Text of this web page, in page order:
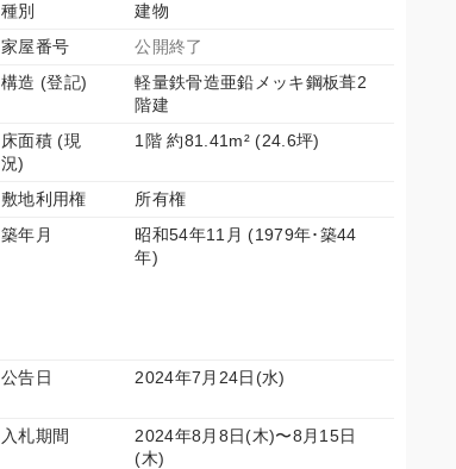
種別
建物
家屋番号
公開終了
構造 (登記)
軽量鉄骨造亜鉛メッキ鋼板葺2
階建
床面積 (現
況)
1階 約81.41m² (24.6坪)
敷地利用権
所有権
築年月
昭和54年11月 (1979年･築44
年)
公告日 2024年7月24日(水)
入札期間
2024年8月8日(木)〜8月15日
(木)